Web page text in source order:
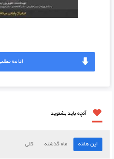
ادامه
آنچه باید بشنوید
این هفته ماه گذشته کلی